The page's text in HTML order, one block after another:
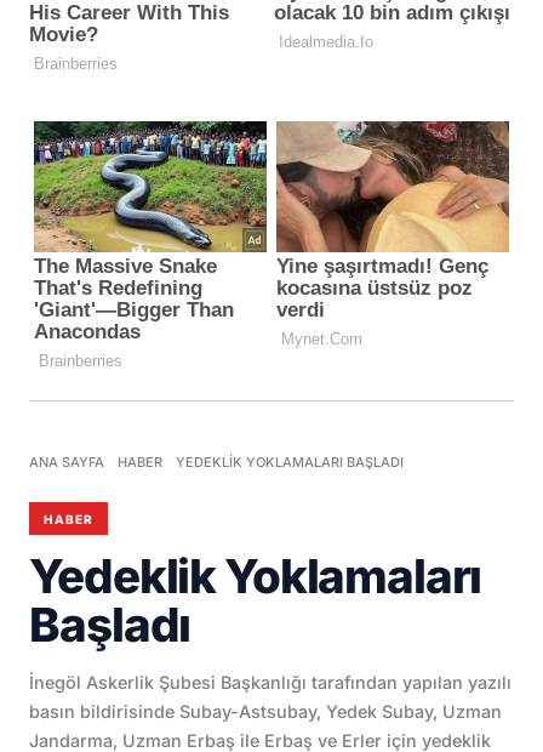
ANA SAYFA HABER YEDEKLIK YOKLAMALARI BAŞLADI
HABER
Yedeklik Yoklamaları
Başladı
İnegöl Askerlik Şubesi Başkanlığı tarafından yapılan yazılı
basın bildirisinde Subay-Astsubay, Yedek Subay, Uzman
Jandarma, Uzman Erbaş ile Erbaş ve Erler için yedeklik